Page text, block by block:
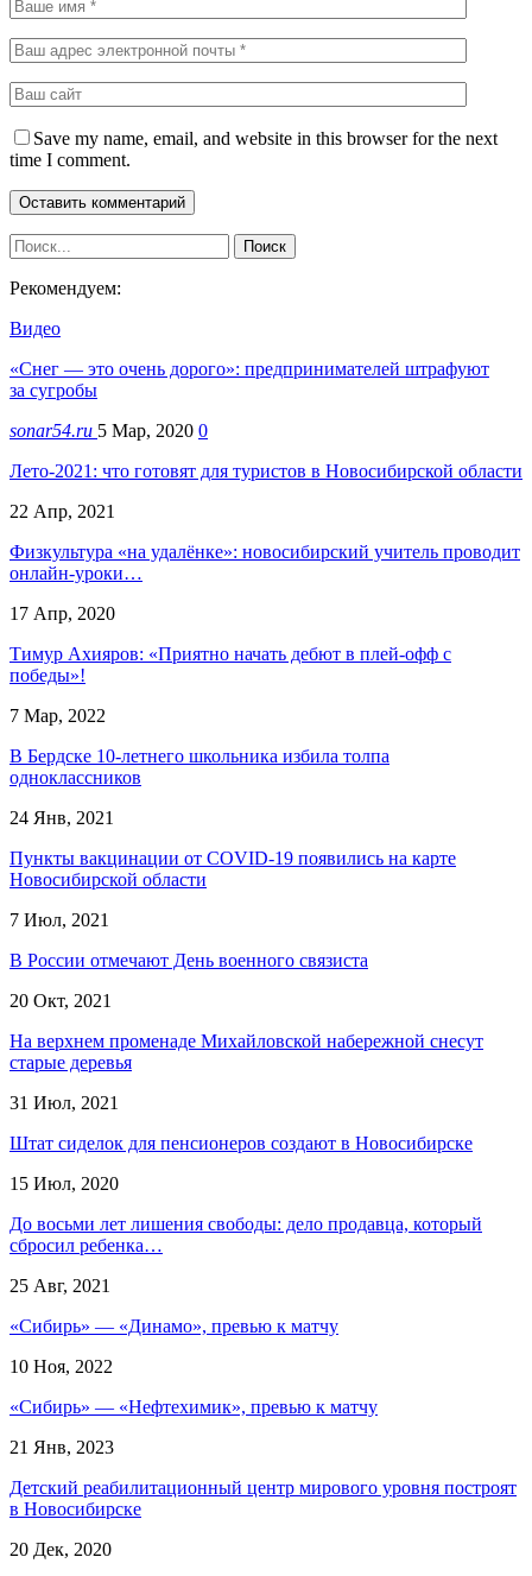
Save my name, email, and website in this browser for the next
time I comment.
Рекомендуем:
Видео
«Снег — это очень дорого»: предпринимателей штрафуют
за сугробы
sonar54.ru 5 Мар, 2020 0
Лето-2021: что готовят для туристов в Новосибирской области
22 Апр, 2021
Физкультура «на удалёнке»: новосибирский учитель проводит
онлайн-уроки…
17 Апр, 2020
Тимур Ахияров: «Приятно начать дебют в плей-офф с
победы»!
7 Мар, 2022
В Бердске 10-летнего школьника избила толпа
одноклассников
24 Янв, 2021
Пункты вакцинации от COVID-19 появились на карте
Новосибирской области
7 Июл, 2021
В России отмечают День военного связиста
20 Окт, 2021
На верхнем променаде Михайловской набережной снесут
старые деревья
31 Июл, 2021
Штат сиделок для пенсионеров создают в Новосибирске
15 Июл, 2020
До восьми лет лишения свободы: дело продавца, который
сбросил ребенка…
25 Авг, 2021
«Сибирь» — «Динамо», превью к матчу
10 Ноя, 2022
«Сибирь» — «Нефтехимик», превью к матчу
21 Янв, 2023
Детский реабилитационный центр мирового уровня построят
в Новосибирске
20 Дек, 2020